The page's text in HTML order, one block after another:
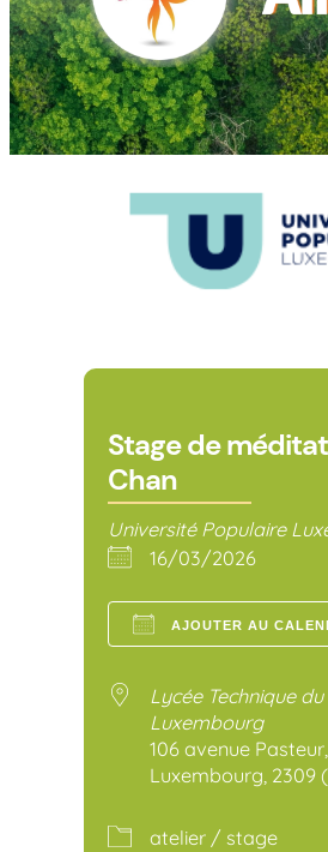
Stage de
Chan
Université Populaire
16/03/2026
AJOUTER AU
Lycée Technique
Luxembourg
106 avenue Pasteur,
Luxembourg, 2309
atelier / stage